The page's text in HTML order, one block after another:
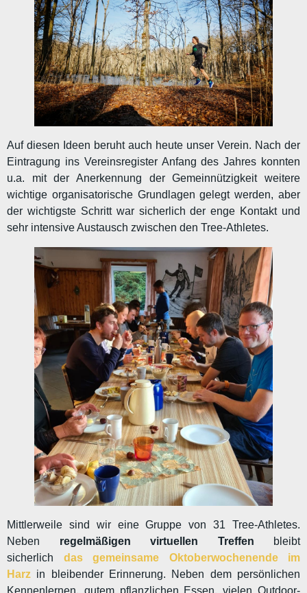
Auf diesen Ideen beruht auch heute unser Verein. Nach der
Eintragung ins Vereinsregister Anfang des Jahres konnten
u.a. mit der Anerkennung der Gemeinnützigkeit weitere
wichtige organisatorische Grundlagen gelegt werden, aber
der wichtigste Schritt war sicherlich der enge Kontakt und
sehr intensive Austausch zwischen den Tree-Athletes.
Mittlerweile sind wir eine Gruppe von 31 Tree-Athletes.
Neben regelmäßigen virtuellen Treffen bleibt
sicherlich das gemeinsame Oktoberwochenende im
Harz in bleibender Erinnerung. Neben dem persönlichen
Kennenlernen, gutem pflanzlichen Essen, vielen Outdoor-